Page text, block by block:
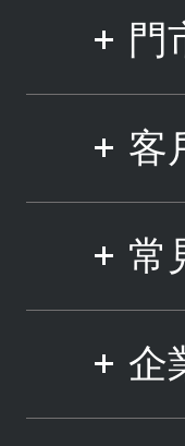
門
客
常
企